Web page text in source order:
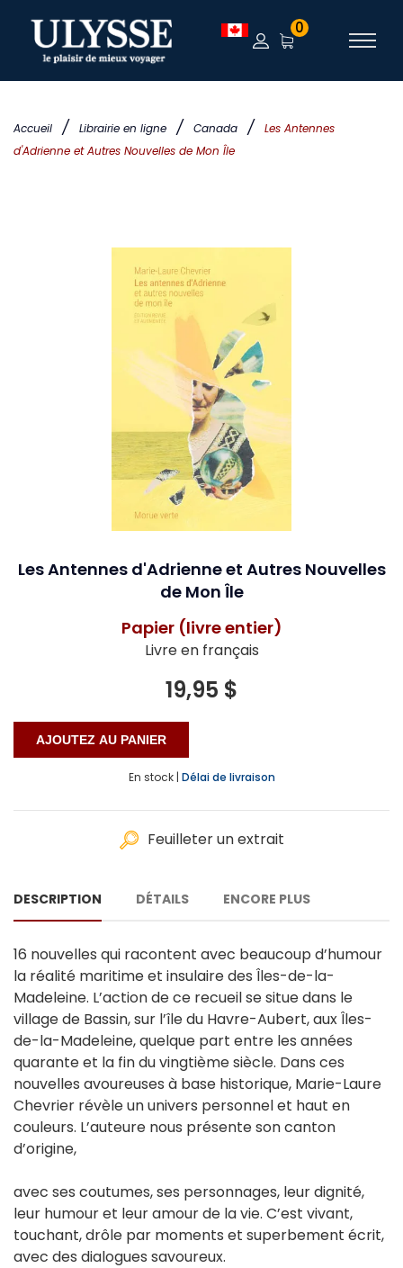
Accueil / Librairie en ligne / Canada /
Les Antennes
d'Adrienne et Autres Nouvelles de Mon Île
0
Les Antennes d'Adrienne et Autres Nouvelles
de Mon Île
Papier (livre entier)
Livre en français
19,95 $
En stock | Délai de livraison
Feuilleter un extrait
DESCRIPTION DÉTAILS ENCORE PLUS
16 nouvelles qui racontent avec beaucoup d’humour
la réalité maritime et insulaire des Îles-de-la-
Madeleine. L’action de ce recueil se situe dans le
village de Bassin, sur l’île du Havre-Aubert, aux Îles-
de-la-Madeleine, quelque part entre les années
quarante et la fin du vingtième siècle. Dans ces
nouvelles avoureuses à base historique, Marie-Laure
Chevrier révèle un univers personnel et haut en
couleurs. L’auteure nous présente son canton
d’origine,
avec ses coutumes, ses personnages, leur dignité,
leur humour et leur amour de la vie. C’est vivant,
touchant, drôle par moments et superbement écrit,
avec des dialogues savoureux.